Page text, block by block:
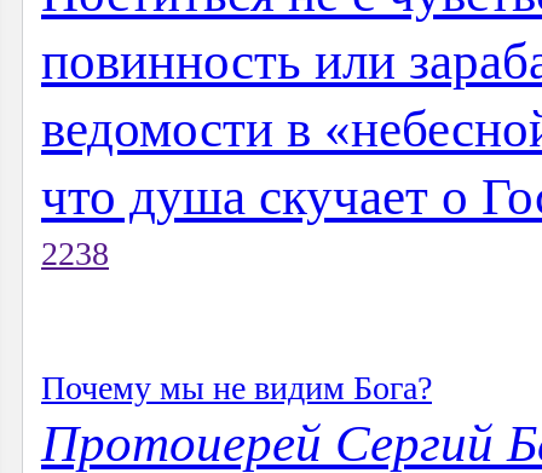
повинность или
ведомости в
что душа скучает о
2238
Почему мы не видим Бога?
Протоиерей Сергий